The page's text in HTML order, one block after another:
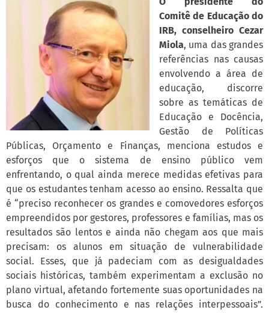
Comitê de Educação do
IRB, conselheiro Cezar
Miola, uma das grandes
referências nas causas
envolvendo a área de
educação, discorre
sobre as temáticas de
Educação e Docência,
Gestão de Políticas
Públicas, Orçamento e Finanças, menciona estudos e
esforços que o sistema de ensino público vem
enfrentando, o qual ainda merece medidas efetivas para
que os estudantes tenham acesso ao ensino. Ressalta que
é “preciso reconhecer os grandes e comovedores esforços
empreendidos por gestores, professores e famílias, mas os
resultados são lentos e ainda não chegam aos que mais
precisam: os alunos em situação de vulnerabilidade
social. Esses, que já padeciam com as desigualdades
sociais históricas, também experimentam a exclusão no
plano virtual, afetando fortemente suas oportunidades na
busca do conhecimento e nas relações interpessoais”.